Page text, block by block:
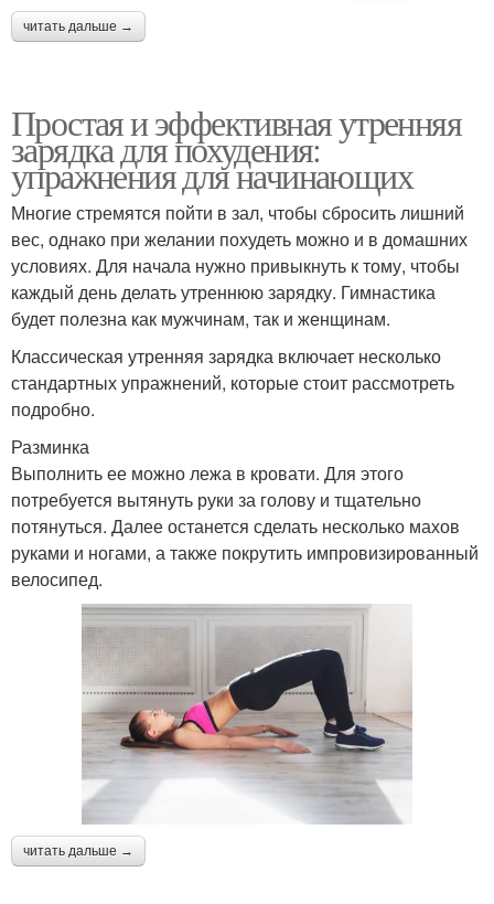
читать дальше →
Простая и эффективная утренняя
зарядка для похудения:
упражнения для начинающих
Многие стремятся пойти в зал, чтобы сбросить лишний
вес, однако при желании похудеть можно и в домашних
условиях. Для начала нужно привыкнуть к тому, чтобы
каждый день делать утреннюю зарядку. Гимнастика
будет полезна как мужчинам, так и женщинам.
Классическая утренняя зарядка включает несколько
стандартных упражнений, которые стоит рассмотреть
подробно.
Разминка
Выполнить ее можно лежа в кровати. Для этого
потребуется вытянуть руки за голову и тщательно
потянуться. Далее останется сделать несколько махов
руками и ногами, а также покрутить импровизированный
велосипед.
читать дальше →